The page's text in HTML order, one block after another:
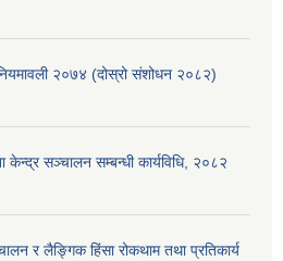
नियमावली २०७४ (दोस्रो संशोधन २०८२)
केन्द्र सञ्चालन सम्बन्धी कार्यविधि, २०८२
र लैङ्गिक हिंसा रोकथाम तथा प्रतिकार्य